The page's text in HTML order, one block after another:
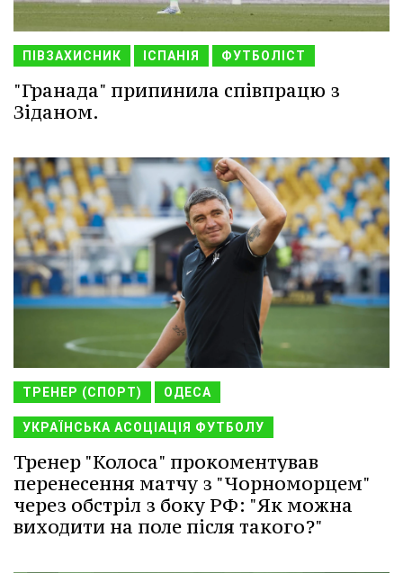
ПІВЗАХИСНИК ІСПАНІЯ ФУТБОЛІСТ
"Гранада" припинила співпрацю з
Зіданом.
ТРЕНЕР (СПОРТ) ОДЕСА
УКРАЇНСЬКА АСОЦІАЦІЯ ФУТБОЛУ
Тренер "Колоса" прокоментував
перенесення матчу з "Чорноморцем"
через обстріл з боку РФ: "Як можна
виходити на поле після такого?"